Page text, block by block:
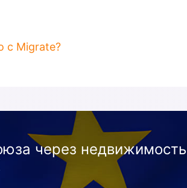
с Migrate?
через